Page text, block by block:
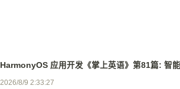
HarmonyOS 应用开发《掌上英语》第81篇: 智
2026/8/9 2:33:27